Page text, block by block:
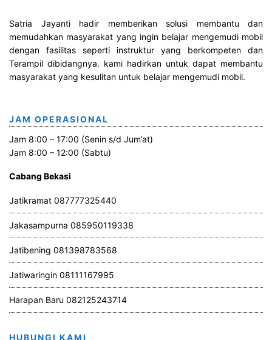
Satria Jayanti hadir memberikan solusi membantu dan
memudahkan masyarakat yang ingin belajar mengemudi mobil
dengan fasilitas seperti instruktur yang berkompeten dan
Terampil dibidangnya. kami hadirkan untuk dapat membantu
masyarakat yang kesulitan untuk belajar mengemudi mobil.
JAM OPERASIONAL
Jam 8:00 – 17:00 (Senin s/d Jum’at)
Jam 8:00 – 12:00 (Sabtu)
Cabang Bekasi
Jatikramat 087777325440
Jakasampurna 085950119338
Jatibening 081398783568
Jatiwaringin 08111167995
Harapan Baru 082125243714
HUBUNGI KAMI